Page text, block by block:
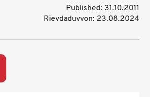
Published: 31.10.2011
Rievdaduvvon: 23.08.2024